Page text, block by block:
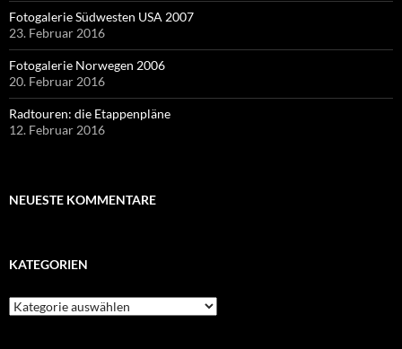
Fotogalerie Südwesten USA 2007
23. Februar 2016
Fotogalerie Norwegen 2006
20. Februar 2016
Radtouren: die Etappenpläne
12. Februar 2016
NEUESTE KOMMENTARE
KATEGORIEN
Kategorien